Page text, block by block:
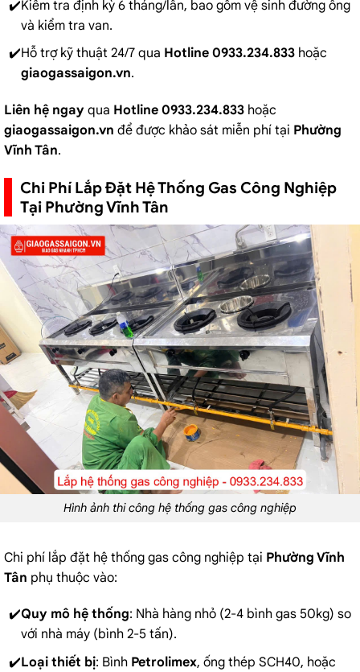
Kiểm tra định kỳ 6 tháng/lần, bao gồm vệ sinh đường ống
và kiểm tra van.
Hỗ trợ kỹ thuật 24/7 qua Hotline 0933.234.833hoặc
giaogassaigon.vn.
Liên hệ ngay qua Hotline 0933.234.833 hoặc
giaogassaigon.vn để được khảo sát miễn phí tại Phường
Vĩnh Tân.
Chi Phí Lắp Đặt Hệ Thống Gas Công Nghiệp
Tại Phường Vĩnh Tân
Hình ảnh thi công hệ thống gas công nghiệp
Chi phí lắp đặt hệ thống gas công nghiệp tại Phường Vĩnh
Tân phụ thuộc vào:
Quy mô hệ thống: Nhà hàng nhỏ (2-4 bình gas 50kg) so
với nhà máy (bình 2-5 tấn).
Loại thiết bị: Bình Petrolimex, ống thép SCH40, hoặc